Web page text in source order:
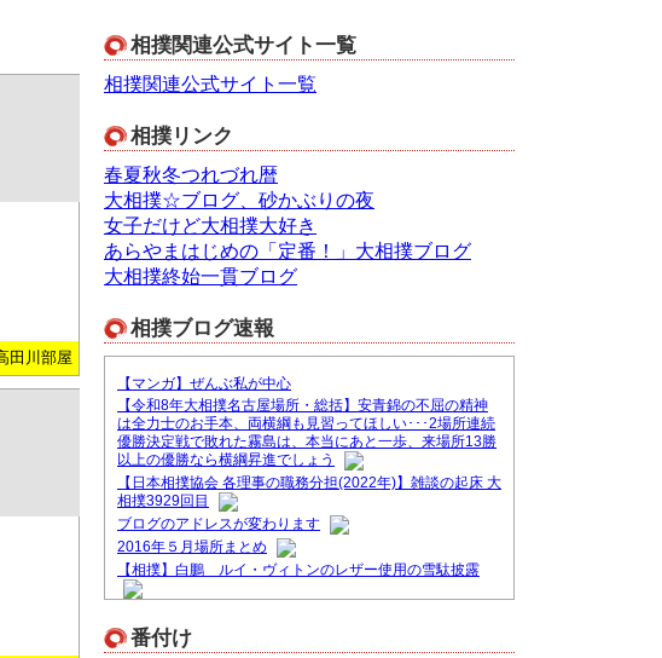
田川部屋
相撲関連公式サイト一覧
相撲関連公式サイト一覧
相撲リンク
春夏秋冬つれづれ暦
大相撲☆ブログ、砂かぶりの夜
女子だけど大相撲大好き
あらやまはじめの「定番！」大相撲ブログ
大相撲終始一貫ブログ
相撲ブログ速報
【マンガ】ぜんぶ私が中心
【令和8年大相撲名古屋場所・総括】安青錦の不屈の精神
は全力士のお手本、両横綱も見習ってほしい･･･2場所連続
優勝決定戦で敗れた霧島は、本当にあと一歩、来場所13勝
以上の優勝なら横綱昇進でしょう
【日本相撲協会 各理事の職務分担(2022年)】雑談の起床 大
相撲3929回目
ブログのアドレスが変わります
2016年５月場所まとめ
【相撲】白鵬 ルイ・ヴィトンのレザー使用の雪駄披露
Powered by livedoor 相互RSS
番付け